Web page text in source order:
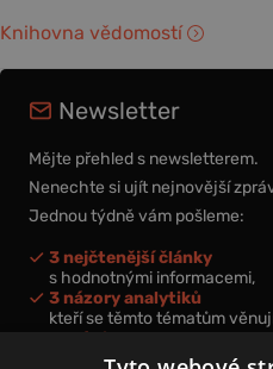
Knihovna vědomostí
Newsletter
Mějte přehled s newsletterem.
Nenechte si ujít nejnovější
Jednou týdně vám pošleme:
3 nejčtenější články
s hodnotnými informacemi,
3 názory analytiků
kteří se těmto tématům
nová videa a podcasty
k prohloubení vašich znalostí.